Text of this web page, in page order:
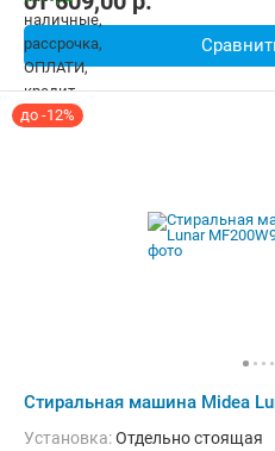
до -12%
Стиральная машина Midea
Установка:Отдельно стоящая